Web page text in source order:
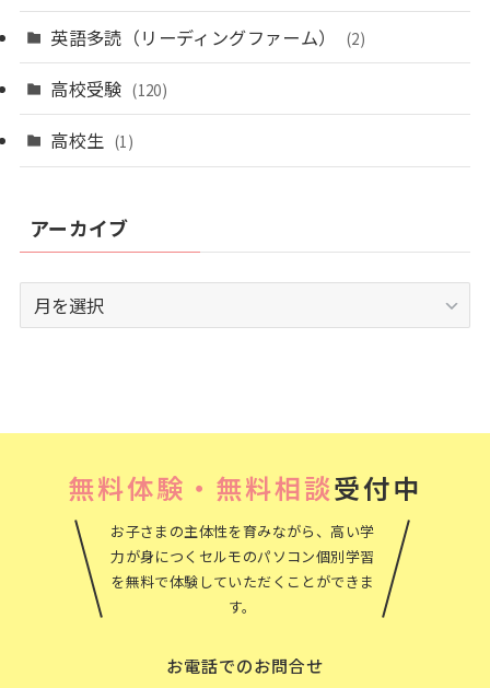
英語多読（リーディングファーム） (2)
高校受験 (120)
高校生 (1)
アーカイブ
ー
無料体験・無料相談受付中
お子さまの主体性を育みながら、高い学
力が身につくセルモのパソコン個別学習
を無料で体験していただくことができま
す。
お電話でのお問合せ